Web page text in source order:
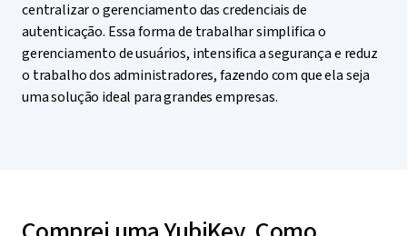
centralizar o gerenciamento das credenciais de
autenticação. Essa forma de trabalhar simplifica o
gerenciamento de usuários, intensifica a segurança e reduz
o trabalho dos administradores, fazendo com que ela seja
uma solução ideal para grandes empresas.